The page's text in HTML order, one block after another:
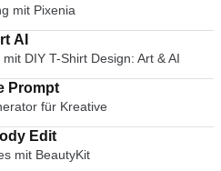
mit Pixenia
DIY T-shirt Design: Art AI
DIY T-Shirt Design: Art & AI
Prompt
für Kreative
AI Face Body Edit
mit BeautyKit